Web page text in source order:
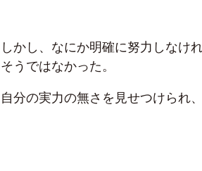
しかし、なにか明確に努力しなけ
そうではなかった。
自分の実力の無さを見せつけられ